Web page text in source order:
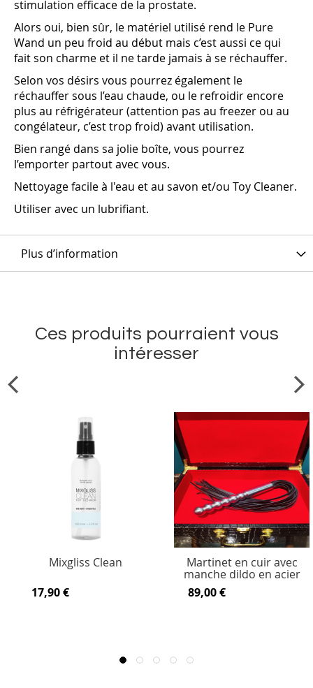
stimulation efficace de la prostate.
Alors oui, bien sûr, le matériel utilisé rend le Pure
Wand un peu froid au début mais c’est aussi ce qui
fait son charme et il ne tarde jamais à se réchauffer.
Selon vos désirs vous pourrez également le
réchauffer sous l’eau chaude, ou le refroidir encore
plus au réfrigérateur (attention pas au freezer ou au
congélateur, c’est trop froid) avant utilisation.
Bien rangé dans sa jolie boîte, vous pourrez
l’emporter partout avec vous.
Nettoyage facile à l'eau et au savon et/ou Toy Cleaner.
Utiliser avec un lubrifiant.
Plus d’information
Ces produits pourraient vous
intéresser
Mixgliss Clean
17,90 €
Martinet en cuir avec
manche dildo en acier
89,00 €